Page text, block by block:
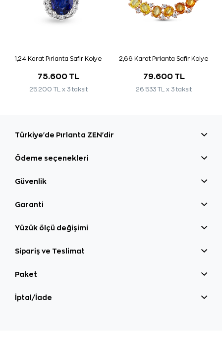
1,24 Karat Pırlanta Safir Kolye
75.600 TL
25.200 TL x 3 taksit
2,66 Karat Pırlanta Safir Kolye
79.600 TL
26.533 TL x 3 taksit
Türkiye'de Pırlanta ZEN'dir
Ödeme seçenekleri
Güvenlik
Garanti
Yüzük ölçü değişimi
Sipariş ve Teslimat
Paket
İptal/İade